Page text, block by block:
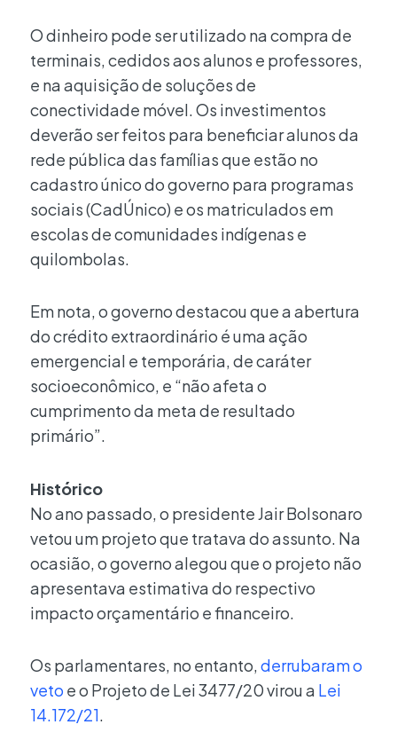
O dinheiro pode ser utilizado na compra de
terminais, cedidos aos alunos e professores,
e na aquisição de soluções de
conectividade móvel. Os investimentos
deverão ser feitos para beneficiar alunos da
rede pública das famílias que estão no
cadastro único do governo para programas
sociais (CadÚnico) e os matriculados em
escolas de comunidades indígenas e
quilombolas.
Em nota, o governo destacou que a abertura
do crédito extraordinário é uma ação
emergencial e temporária, de caráter
socioeconômico, e “não afeta o
cumprimento da meta de resultado
primário”.
Histórico
No ano passado, o presidente Jair Bolsonaro
vetou um projeto que tratava do assunto. Na
ocasião, o governo alegou que o projeto não
apresentava estimativa do respectivo
impacto orçamentário e financeiro.
Os parlamentares, no entanto,derrubaram o
veto e o Projeto de Lei 3477/20 virou a Lei
14.172/21.